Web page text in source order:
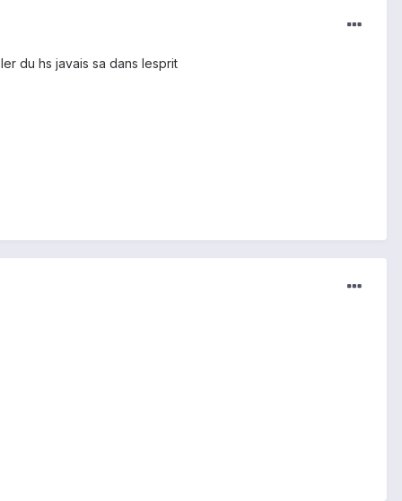
du hs javais sa dans lesprit